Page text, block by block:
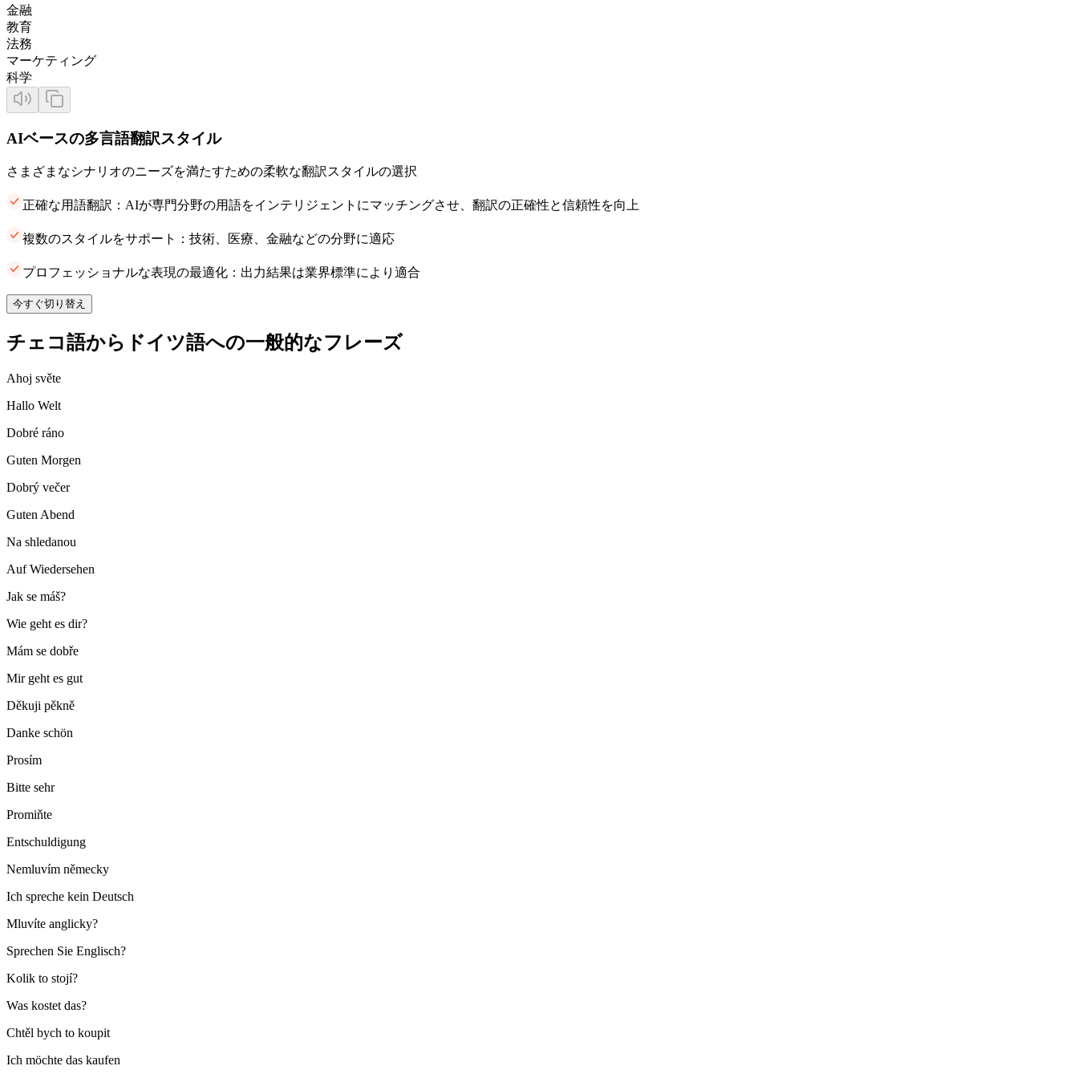
金融
教育
法務
マーケティング
科学
AIベースの多言語翻訳スタイル
さまざまなシナリオのニーズを満たすための柔軟な翻訳スタイルの選択
正確な用語翻訳：AIが専門分野の用語をインテリジェントにマッチングさせ、翻訳の正確性と信頼性を向上
複数のスタイルをサポート：技術、医療、金融などの分野に適応
プロフェッショナルな表現の最適化：出力結果は業界標準により適合
今すぐ切り替え
チェコ語からドイツ語への一般的なフレーズ
Ahoj světe
Hallo Welt
Dobré ráno
Guten Morgen
Dobrý večer
Guten Abend
Na shledanou
Auf Wiedersehen
Jak se máš?
Wie geht es dir?
Mám se dobře
Mir geht es gut
Děkuji pěkně
Danke schön
Prosím
Bitte sehr
Promiňte
Entschuldigung
Nemluvím německy
Ich spreche kein Deutsch
Mluvíte anglicky?
Sprechen Sie Englisch?
Kolik to stojí?
Was kostet das?
Chtěl bych to koupit
Ich möchte das kaufen